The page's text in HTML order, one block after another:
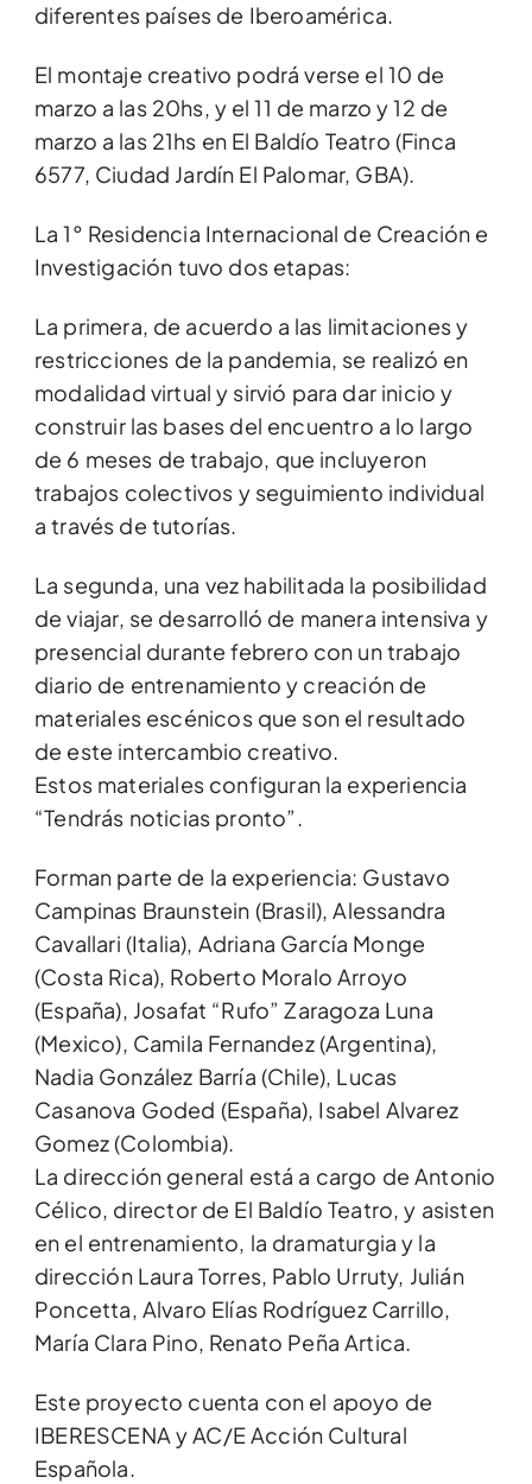
diferentes países de Iberoamérica.
El montaje creativo podrá verse el 10 de
marzo a las 20hs, y el 11 de marzo y 12 de
marzo a las 21hs en El Baldío Teatro (Finca
6577, Ciudad Jardín El Palomar, GBA).
La 1° Residencia Internacional de Creación e
Investigación tuvo dos etapas:
La primera, de acuerdo a las limitaciones y
restricciones de la pandemia, se realizó en
modalidad virtual y sirvió para dar inicio y
construir las bases del encuentro a lo largo
de 6 meses de trabajo, que incluyeron
trabajos colectivos y seguimiento individual
a través de tutorías.
La segunda, una vez habilitada la posibilidad
de viajar, se desarrolló de manera intensiva y
presencial durante febrero con un trabajo
diario de entrenamiento y creación de
materiales escénicos que son el resultado
de este intercambio creativo.
Estos materiales configuran la experiencia
“Tendrás noticias pronto”.
Forman parte de la experiencia: Gustavo
Campinas Braunstein (Brasil), Alessandra
Cavallari (Italia), Adriana García Monge
(Costa Rica), Roberto Moralo Arroyo
(España), Josafat “Rufo” Zaragoza Luna
(Mexico), Camila Fernandez (Argentina),
Nadia González Barría (Chile), Lucas
Casanova Goded (España), Isabel Alvarez
Gomez (Colombia).
La dirección general está a cargo de Antonio
Célico, director de El Baldío Teatro, y asisten
en el entrenamiento, la dramaturgia y la
dirección Laura Torres, Pablo Urruty, Julián
Poncetta, Alvaro Elías Rodríguez Carrillo,
María Clara Pino, Renato Peña Artica.
Este proyecto cuenta con el apoyo de
IBERESCENA y AC/E Acción Cultural
Española.